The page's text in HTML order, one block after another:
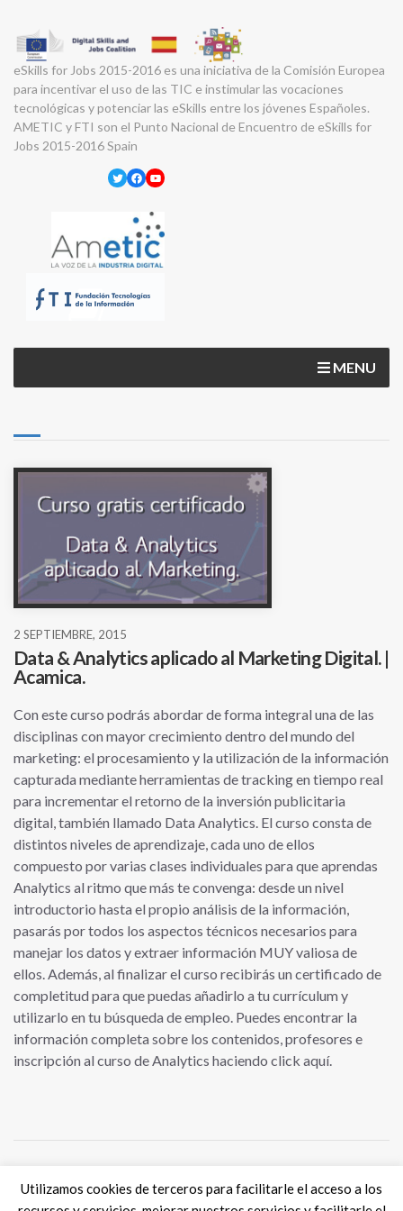
eSkills for Jobs 2015-2016 es una iniciativa de la Comisión Europea
para incentivar el uso de las TIC e instimular las vocaciones
tecnológicas y potenciar las eSkills entre los jóvenes Españoles.
AMETIC y FTI son el Punto Nacional de Encuentro de eSkills for
Jobs 2015-2016 Spain
Twitter
Facebook
YouTube
MENU
2 SEPTIEMBRE, 2015
Data & Analytics aplicado al Marketing Digital. |
Acamica.
Con este curso podrás abordar de forma integral una de las
disciplinas con mayor crecimiento dentro del mundo del
marketing: el procesamiento y la utilización de la información
capturada mediante herramientas de tracking en tiempo real
para incrementar el retorno de la inversión publicitaria
digital, también llamado Data Analytics. El curso consta de
distintos niveles de aprendizaje, cada uno de ellos
compuesto por varias clases individuales para que aprendas
Analytics al ritmo que más te convenga: desde un nivel
introductorio hasta el propio análisis de la información,
pasarás por todos los aspectos técnicos necesarios para
manejar los datos y extraer información MUY valiosa de
ellos. Además, al finalizar el curso recibirás un certificado de
completitud para que puedas añadirlo a tu currículum y
utilizarlo en tu búsqueda de empleo. Puedes encontrar la
información completa sobre los contenidos, profesores e
inscripción al curso de Analytics haciendo click aquí.
Tweets por @eSkills4Jobs
Utilizamos cookies de terceros para facilitarle el acceso a los